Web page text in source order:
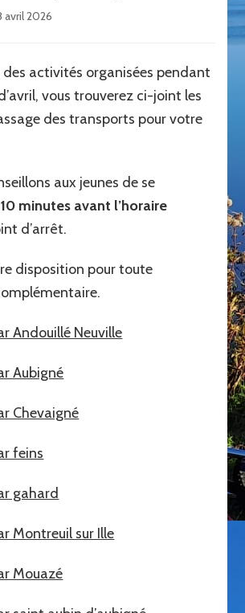
avril 2026
des activités organisées pendant
vous trouverez ci-joint les
des transports pour votre
aux jeunes de se
minutes avant l’horaire
d’arrêt.
disposition pour toute
Andouillé Neuville
Aubigné
Chevaigné
feins
gahard
Montreuil sur Ille
Mouazé